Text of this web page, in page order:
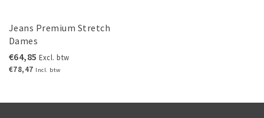
Jeans Premium Stretch
Dames
€64,85 Excl. btw
€78,47 Incl. btw